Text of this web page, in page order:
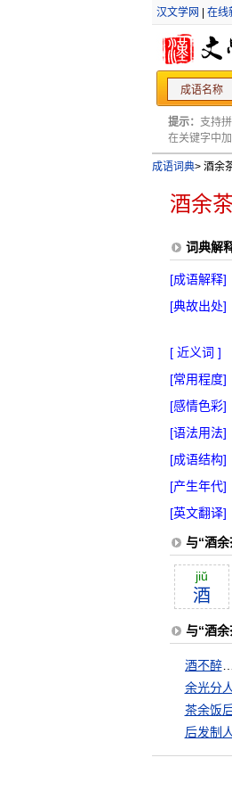
汉文学网 在线
成语名称
提示： 支持
在关键字中加
成语词典>酒余
酒余
词典解
[成语解释]
[典故出处]
[ 近义词 ]
[常用程度]
[感情色彩]
[语法用法]
[成语结构]
[产生年代]
[英文翻译]
与“酒
jiŭ
酒
与“酒
酒不醉人人自醉
余光分人
茶余饭
后发制人